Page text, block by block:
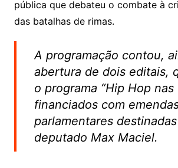
pública que debateu o combate à
das batalhas de rimas.
A programação contou,
abertura de dois editais,
o programa “Hip Hop nas
financiados com
parlamentares
deputado Max Maciel.